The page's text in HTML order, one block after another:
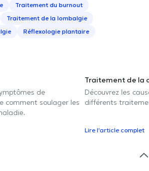
Traitement du burnout
Traitement de la lombalgie
Réflexologie plantaire
de
comment soulager les
Traitement de la
Découvrez les
différents
Lire l'article complet